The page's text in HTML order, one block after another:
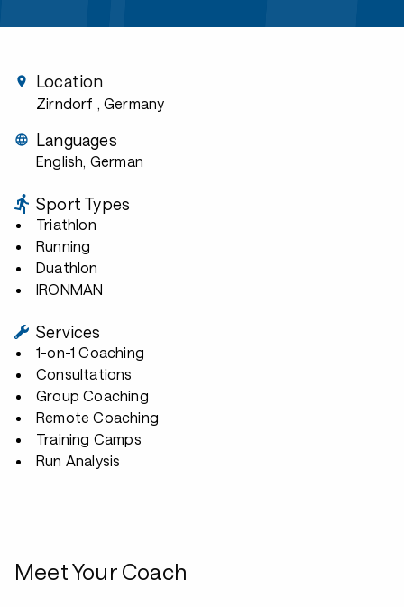
Location
Zirndorf , Germany
Languages
English, German
Sport Types
Triathlon
Running
Duathlon
IRONMAN
Services
1-on-1 Coaching
Consultations
Group Coaching
Remote Coaching
Training Camps
Run Analysis
Meet Your Coach